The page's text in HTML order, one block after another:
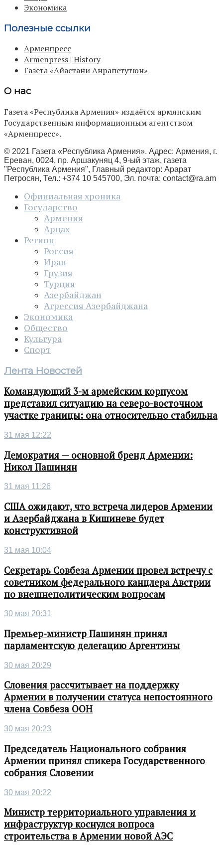
Экономика
Полезные ссылки
Арменпресс
Armenpress | History
Газета «Айастани Анрапетутюн»
О нас
Газета «Республика Армения» издаётся армянским
Государственным информационным агентством
«Арменпресс».
© 2021 Газета «Республика Армения». Адрес: Армения, г.
Ереван, 0024, пр. Аршакуняц 4, 9-ый этаж, газета
"Республика Армения", Главный редактор: Арарат
Петросян, Тел.: +374 10 545700, Эл. почта: contact@ra.am
Официальная хроника
Государство
Армения
Арцах
Регион
Россия
Иран
Грузия
Турция
Азербайджан
Агрессия Азербайджана
Экономика
Общество
Культура
Спорт
Лента Новостей
Командующий 3-м армейским корпусом
представил ситуацию на северо-восточном
участке границы: она относительно стабильна
31 мая 12:22
Демократия — основной бренд Армении:
Никол Пашинян
31 мая 11:26
США ожидают, что встреча лидеров Армении
и Азербайджана в Кишиневе будет
конструктивной
31 мая 10:04
Секретарь Совбеза Армении провел встречу с
советником федерального канцлера Австрии
по внешнеполитическим вопросам
30 мая 20:31
Премьер-министр Пашинян принял
парламентскую делегацию Аргентины
30 мая 20:29
Словения рассчитывает на поддержку
Армении в получении статуса непостоянного
члена Совбеза ООН
30 мая 20:23
Председатель Национального собрания
Армении принял спикера Государственного
собрания Словении
30 мая 20:22
Министр территориального управления и
инфраструктур коснулся вопроса
строительства в Армении новой АЭС